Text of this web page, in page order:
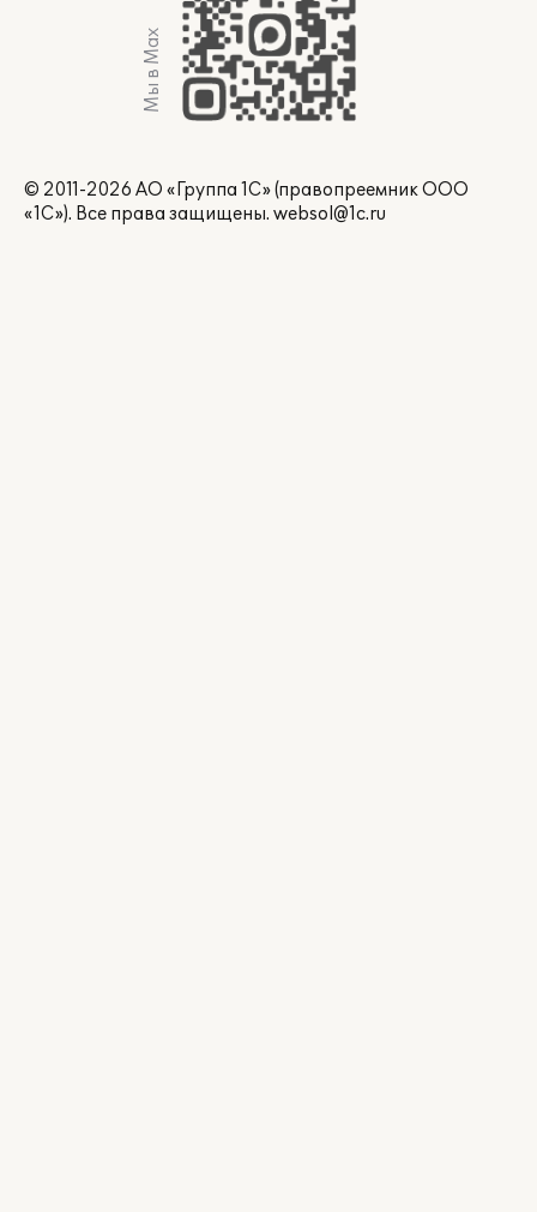
Мы в Max
© 2011-2026 АО «Группа 1С» (правопреемник ООО
«1С»). Все права защищены. websol@1c.ru